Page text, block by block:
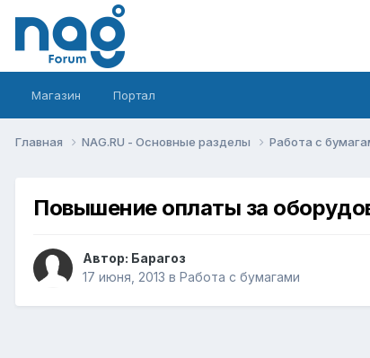
Магазин Портал
Главная NAG.RU - Основные разделы Работа с
Повышение оплаты за
Автор: Барагоз
17 июня, 2013 в Работа с бумагами